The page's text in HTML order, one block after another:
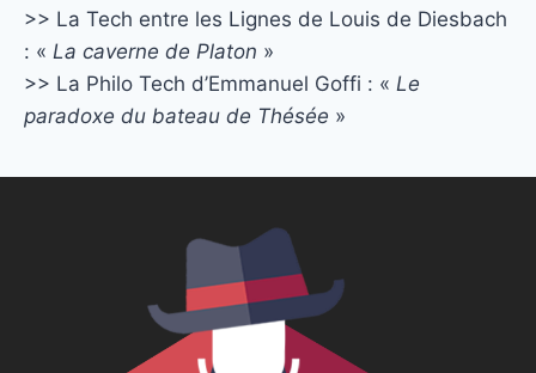
>> La Tech entre les Lignes de Louis de Diesbach
: « La caverne de Platon »
>> La Philo Tech d’Emmanuel Goffi : « Le
paradoxe du bateau de Thésée »